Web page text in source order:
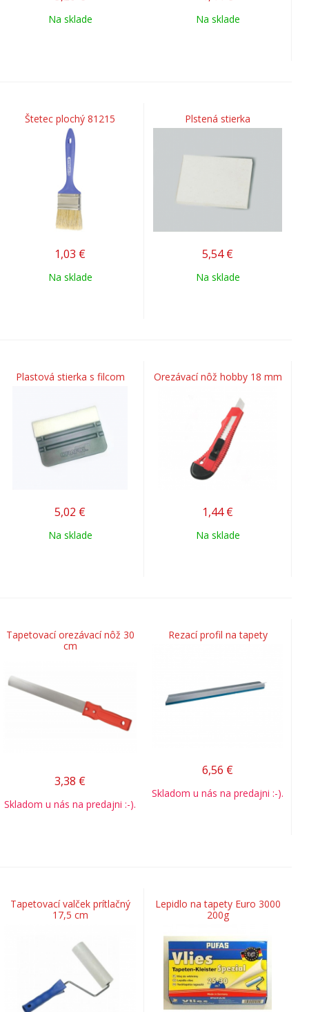
Na sklade Na sklade
Štetec plochý 81215
1,03 €
Na sklade
Plstená stierka
5,54 €
Na sklade
Plastová stierka s filcom
5,02 €
Na sklade
Orezávací nôž hobby 18 mm
1,44 €
Na sklade
Tapetovací orezávací nôž 30
cm
3,38 €
Skladom u nás na predajni :-).
Rezací profil na tapety
6,56 €
Skladom u nás na predajni :-).
Tapetovací valček prítlačný
17,5 cm
Lepidlo na tapety Euro 3000
200g